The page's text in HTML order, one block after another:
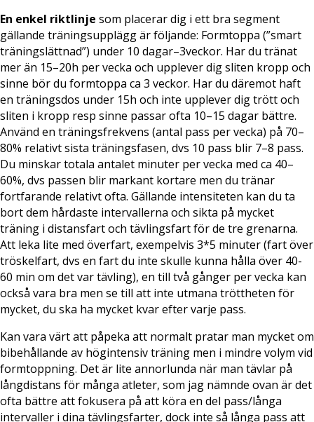
En enkel riktlinje som placerar dig i ett bra segment
gällande träningsupplägg är följande: Formtoppa (”smart
träningslättnad”) under 10 dagar–3veckor. Har du tränat
mer än 15–20h per vecka och upplever dig sliten kropp och
sinne bör du formtoppa ca 3 veckor. Har du däremot haft
en träningsdos under 15h och inte upplever dig trött och
sliten i kropp resp sinne passar ofta 10–15 dagar bättre.
Använd en träningsfrekvens (antal pass per vecka) på 70–
80% relativt sista träningsfasen, dvs 10 pass blir 7–8 pass.
Du minskar totala antalet minuter per vecka med ca 40–
60%, dvs passen blir markant kortare men du tränar
fortfarande relativt ofta. Gällande intensiteten kan du ta
bort dem hårdaste intervallerna och sikta på mycket
träning i distansfart och tävlingsfart för de tre grenarna.
Att leka lite med överfart, exempelvis 3*5 minuter (fart över
tröskelfart, dvs en fart du inte skulle kunna hålla över 40-
60 min om det var tävling), en till två gånger per vecka kan
också vara bra men se till att inte utmana tröttheten för
mycket, du ska ha mycket kvar efter varje pass.
Kan vara värt att påpeka att normalt pratar man mycket om
bibehållande av högintensiv träning men i mindre volym vid
formtoppning. Det är lite annorlunda när man tävlar på
långdistans för många atleter, som jag nämnde ovan är det
ofta bättre att fokusera på att köra en del pass/långa
intervaller i dina tävlingsfarter, dock inte så långa pass att